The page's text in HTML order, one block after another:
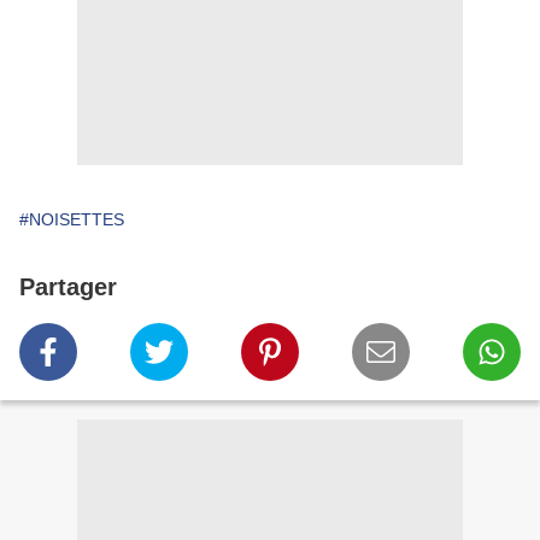
#NOISETTES
Partager